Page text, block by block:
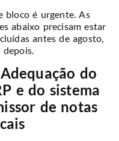
bloco é urgente. As
abaixo precisam estar
antes de agosto,
depois.
do
e do sistema
de notas